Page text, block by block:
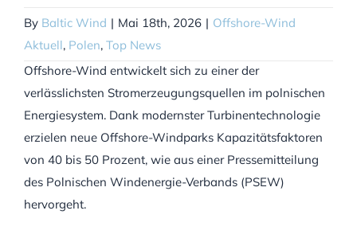
By Baltic Wind | Mai 18th, 2026 | Offshore-Wind
Aktuell, Polen, Top News
Offshore-Wind entwickelt sich zu einer der
verlässlichsten Stromerzeugungsquellen im polnischen
Energiesystem. Dank modernster Turbinentechnologie
erzielen neue Offshore-Windparks Kapazitätsfaktoren
von 40 bis 50 Prozent, wie aus einer Pressemitteilung
des Polnischen Windenergie-Verbands (PSEW)
hervorgeht.